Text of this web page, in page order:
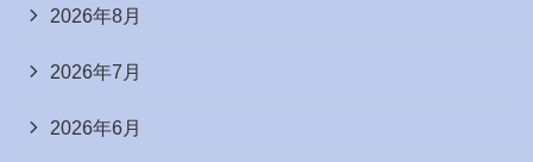
2026年8月
2026年7月
2026年6月